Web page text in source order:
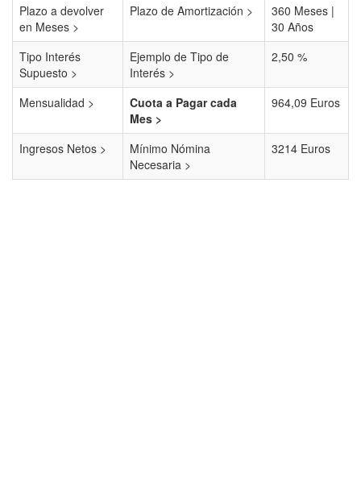
Plazo a devolver
en Meses >
Plazo de Amortización >
360 Meses |
30 Años
Tipo Interés
Supuesto >
Ejemplo de Tipo de
Interés >
2,50 %
Mensualidad >
Cuota a Pagar cada
Mes >
964,09 Euros
Ingresos Netos >
Mínimo Nómina
Necesaria >
3214 Euros